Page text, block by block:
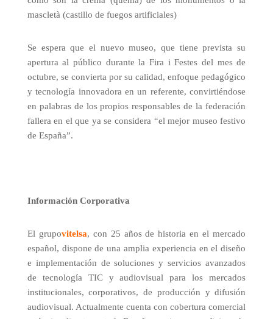
mascletà (castillo de fuegos artificiales)
Se espera que el nuevo museo, que tiene prevista su
apertura al público durante la Fira i Festes del mes de
octubre, se convierta por su calidad, enfoque pedagógico
y tecnología innovadora en un referente, convirtiéndose
en palabras de los propios responsables de la federación
fallera en el que ya se considera “el mejor museo festivo
de España”.
Información Corporativa
El grupovitelsa, con 25 años de historia en el mercado
español, dispone de una amplia experiencia en el diseño
e implementación de soluciones y servicios avanzados
de tecnología TIC y audiovisual para los mercados
institucionales, corporativos, de producción y difusión
audiovisual. Actualmente cuenta con cobertura comercial